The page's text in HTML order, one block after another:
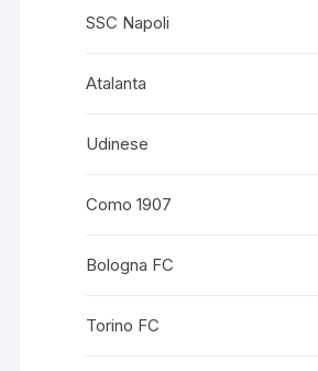
SSC Napoli
Atalanta
Udinese
Como 1907
Bologna FC
Torino FC